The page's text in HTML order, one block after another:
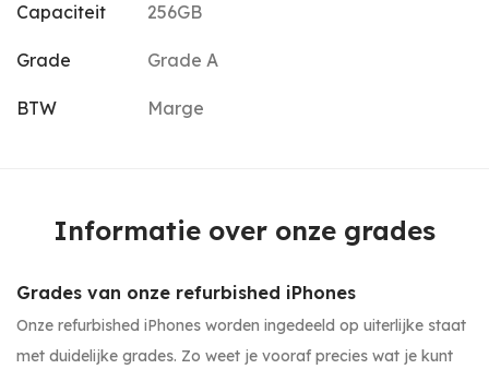
Capaciteit 256GB
Grade Grade A
BTW Marge
Informatie over onze grades
Grades van onze refurbished iPhones
Onze refurbished iPhones worden ingedeeld op uiterlijke staat
met duidelijke grades. Zo weet je vooraf precies wat je kunt